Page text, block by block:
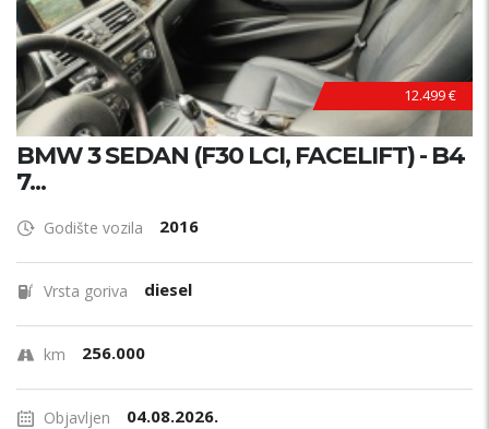
12.499 €
BMW 3 SEDAN (F30 LCI, FACELIFT) - B4
7...
Godište vozila 2016
Vrsta goriva diesel
km 256.000
Objavljen 04.08.2026.